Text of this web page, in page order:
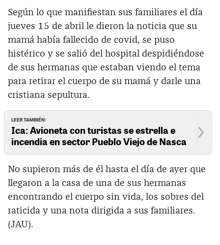
Según lo que manifiestan sus familiares el día
jueves 15 de abril le dieron la noticia que su
mamá había fallecido de covid, se puso
histérico y se salió del hospital despidiéndose
de sus hermanas que estaban viendo el tema
para retirar el cuerpo de su mamá y darle una
cristiana sepultura.
LEER TAMBIÉN:
Ica: Avioneta con turistas se estrella e
incendia en sector Pueblo Viejo de Nasca
No supieron más de él hasta el día de ayer que
llegaron a la casa de una de sus hermanas
encontrando el cuerpo sin vida, los sobres del
raticida y una nota dirigida a sus familiares.
(JAU).